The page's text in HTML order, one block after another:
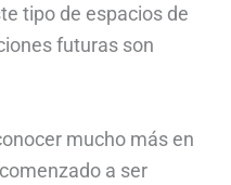
tipo de espacios de
futuras son
mucho más en
a ser